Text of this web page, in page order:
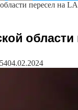
пересел на
области
04.02.2024